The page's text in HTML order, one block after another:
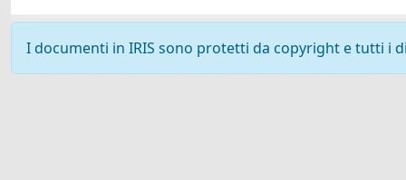
I documenti in IRIS sono protetti da copyright e tutti i